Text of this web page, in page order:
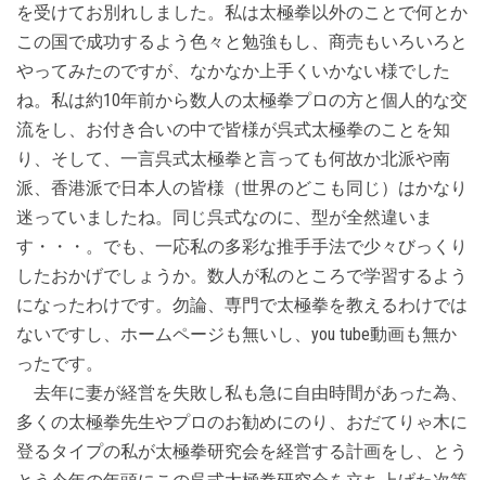
を受けてお別れしました。私は太極拳以外のことで何とか
この国で成功するよう色々と勉強もし、商売もいろいろと
やってみたのですが、なかなか上手くいかない様でした
ね。私は約10年前から数人の太極拳プロの方と個人的な交
流をし、お付き合いの中で皆様が呉式太極拳のことを知
り、そして、一言呉式太極拳と言っても何故か北派や南
派、香港派で日本人の皆様（世界のどこも同じ）はかなり
迷っていましたね。同じ呉式なのに、型が全然違いま
す・・・。でも、一応私の多彩な推手手法で少々びっくり
したおかげでしょうか。数人が私のところで学習するよう
になったわけです。勿論、専門で太極拳を教えるわけでは
ないですし、ホームページも無いし、you tube動画も無か
ったです。
去年に妻が経営を失敗し私も急に自由時間があった為、
多くの太極拳先生やプロのお勧めにのり、おだてりゃ木に
登るタイプの私が太極拳研究会を経営する計画をし、とう